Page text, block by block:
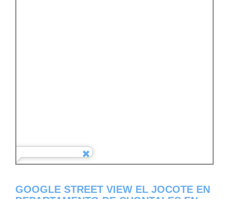
GOOGLE STREET VIEW EL JOCOTE EN